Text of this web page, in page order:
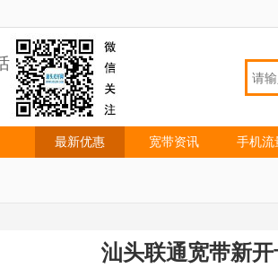
最新优惠 宽带资讯 手机流
汕头联通宽带新开